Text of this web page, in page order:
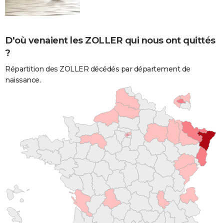
D'où venaient les ZOLLER qui nous ont quittés
?
Répartition des ZOLLER décédés par département de
naissance.